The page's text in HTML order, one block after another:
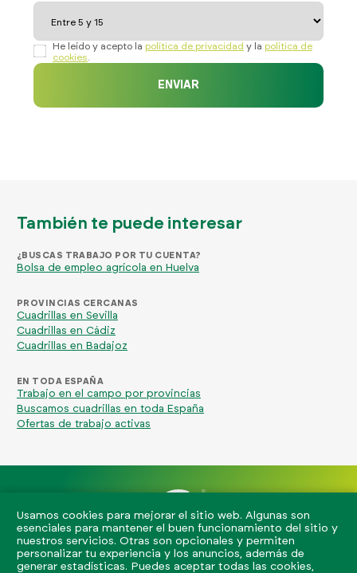
He leído y acepto la política de privacidad y la política de
cookies
ENVIAR
También te puede interesar
¿BUSCAS TRABAJO POR TU CUENTA?
Bolsa de empleo agrícola en Huelva
PROVINCIAS CERCANAS
Cuadrillas en Sevilla
Cuadrillas en Cádiz
Cuadrillas en Badajoz
EN TODA ESPAÑA
Trabajo en el campo por provincias
Buscamos cuadrillas en toda España
Ofertas de trabajo activas
info@eljornalero.es 722 84 39 04
Usamos cookies para mejorar el sitio web. Algunas son
esenciales para mantener el buen funcionamiento del sitio y
nuestros servicios. Otras son opcionales y permiten
personalizar tu experiencia y los anuncios, además de
generar estadísticas. Puedes aceptar todas las cookies,